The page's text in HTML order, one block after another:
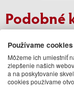
Podobné
Používame cookies
Môžeme ich umiestniť
zlepšenie našich
a na poskytovanie
cookies používame